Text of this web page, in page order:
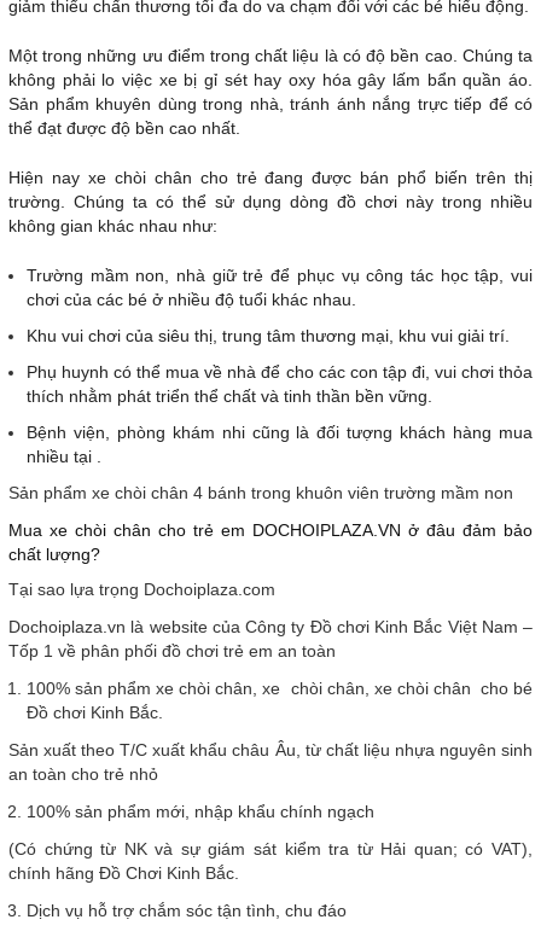
giảm thiểu chấn thương tối đa do va chạm đối với các bé hiếu động.
Một trong những ưu điểm trong chất liệu là có độ bền cao. Chúng ta
không phải lo việc xe bị gỉ sét hay oxy hóa gây lấm bẩn quần áo.
Sản phẩm khuyên dùng trong nhà, tránh ánh nắng trực tiếp để có
thể đạt được độ bền cao nhất.
Hiện nay xe chòi chân cho trẻ đang được bán phổ biến trên thị
trường. Chúng ta có thể sử dụng dòng đồ chơi này trong nhiều
không gian khác nhau như:
Trường mầm non, nhà giữ trẻ để phục vụ công tác học tập, vui
chơi của các bé ở nhiều độ tuổi khác nhau.
Khu vui chơi của siêu thị, trung tâm thương mại, khu vui giải trí.
Phụ huynh có thể mua về nhà để cho các con tập đi, vui chơi thỏa
thích nhằm phát triển thể chất và tinh thần bền vững.
Bệnh viện, phòng khám nhi cũng là đối tượng khách hàng mua
nhiều tại .
Sản phẩm xe chòi chân 4 bánh trong khuôn viên trường mầm non
Mua xe chòi chân cho trẻ em DOCHOIPLAZA.VN ở đâu đảm bảo
chất lượng?
Tại sao lựa trọng Dochoiplaza.com
Dochoiplaza.vn là website của Công ty Đồ chơi Kinh Bắc Việt Nam –
Tốp 1 về phân phối đồ chơi trẻ em an toàn
100% sản phẩm xe chòi chân, xe chòi chân, xe chòi chân cho bé
Đồ chơi Kinh Bắc.
Sản xuất theo T/C xuất khẩu châu Âu, từ chất liệu nhựa nguyên sinh
an toàn cho trẻ nhỏ
100% sản phẩm mới, nhập khẩu chính ngạch
(Có chứng từ NK và sự giám sát kiểm tra từ Hải quan; có VAT),
chính hãng Đồ Chơi Kinh Bắc.
Dịch vụ hỗ trợ chắm sóc tận tình, chu đáo